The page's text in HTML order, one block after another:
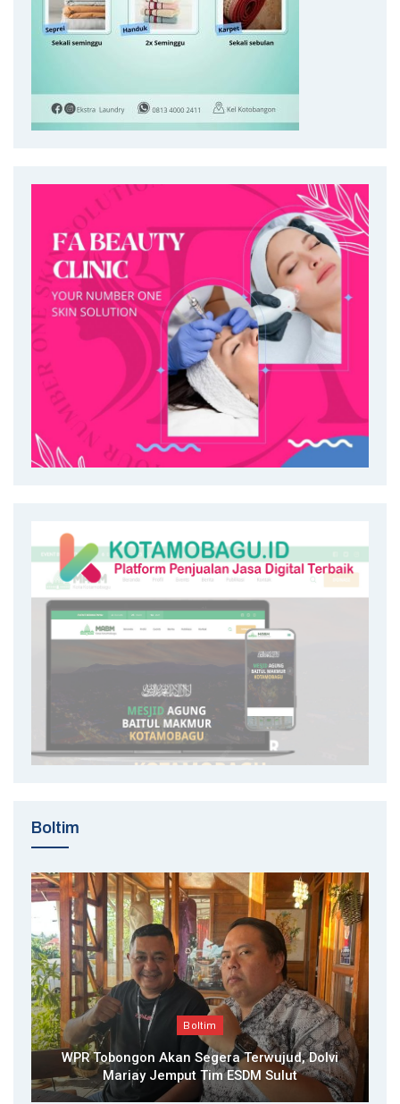
Boltim
Boltim
WPR Tobongon Akan Segera Terwujud, Dolvi
Mariay Jemput Tim ESDM Sulut